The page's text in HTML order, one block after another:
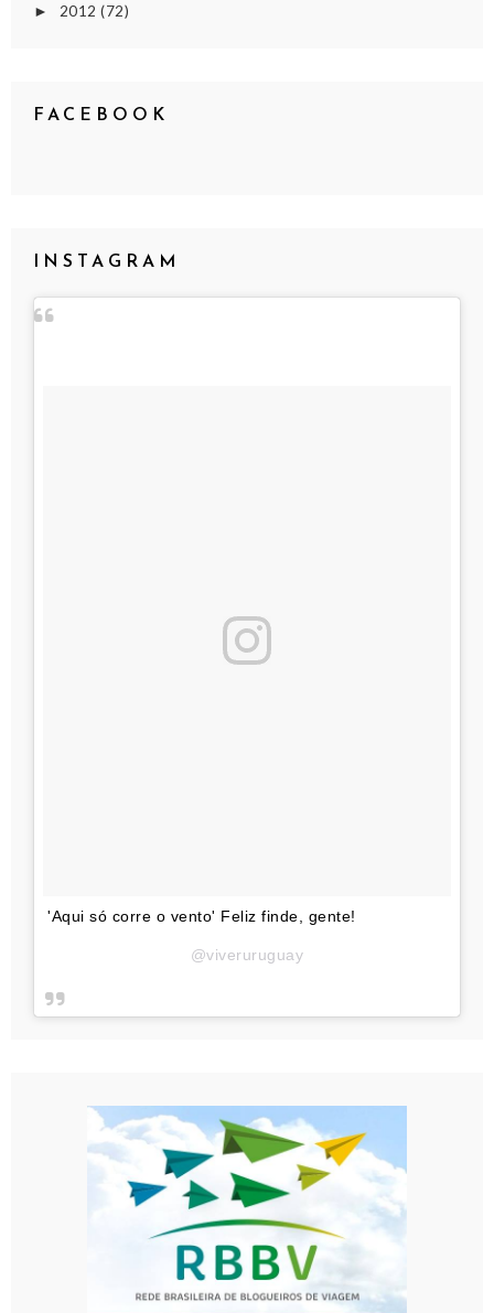
► 2012 (72)
FACEBOOK
INSTAGRAM
'Aqui só corre o vento' Feliz finde, gente!
@viveruruguay